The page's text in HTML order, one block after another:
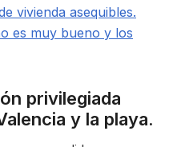
vivienda asequibles.
es muy bueno y los
privilegiada
y la playa.